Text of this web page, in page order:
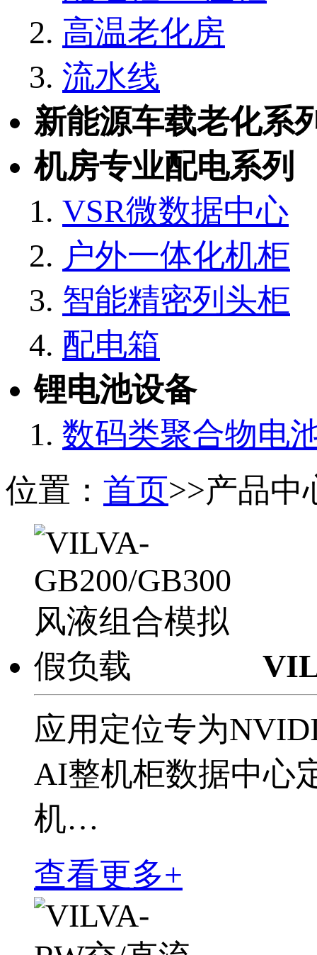
高温老化房
流水线
新能源车载老化系
机房专业配电系列
VSR微数据中心
户外一体化机柜
智能精密列头柜
配电箱
锂电池设备
数码类聚合物电
位置： 首页>>产品中
应用定位专为
AI整机柜数据中心
机…
查看更多+